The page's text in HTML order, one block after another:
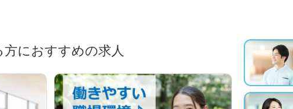
におすすめの求人